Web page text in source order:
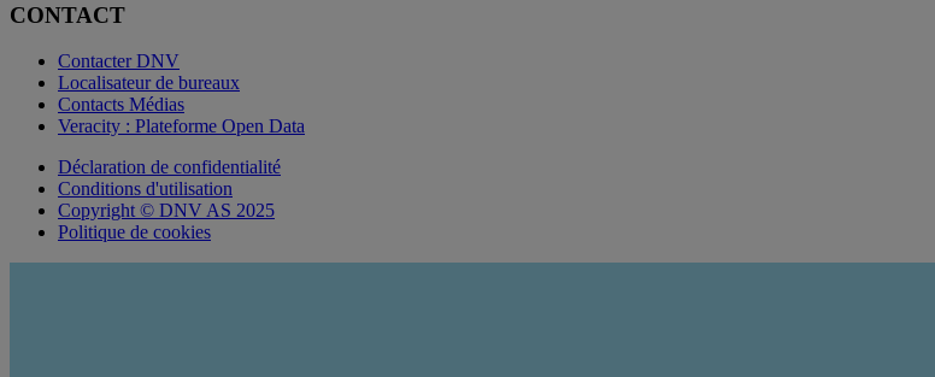
CONTACT
Contacter DNV
Localisateur de bureaux
Contacts Médias
Veracity : Plateforme Open Data
Déclaration de confidentialité
Conditions d'utilisation
Copyright © DNV AS 2025
Politique de cookies